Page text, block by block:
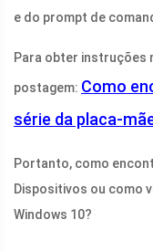
e do prompt de
Para obter instruções
postagem: Como
série da placa-
Portanto, como
Dispositivos ou como
Windows 10?